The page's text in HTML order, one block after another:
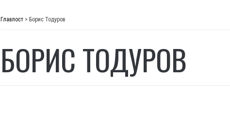
Главпост > Борис Тодуров
БОРИС ТОДУРОВ